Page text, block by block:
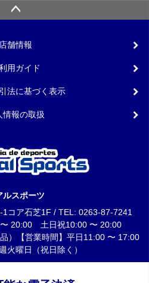
店舗情報
用ガイド
法に基づく表示
情報の取扱
ルスポーツ
コア石芝1F / TEL: 0263-87-7241
〜 20:00 土日祝10:00 〜 20:00
）【営業時間】平日11:00 〜 17:00
火曜日（祝日除く）